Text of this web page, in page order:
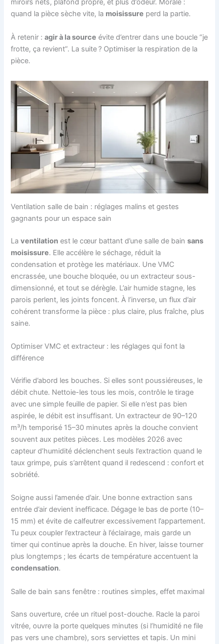
miroirs nets, plafond propre, et plus d’odeur. Morale :
quand la pièce sèche vite, la moisissure perd la partie.
À retenir :agir à la source évite d’entrer dans une boucle “je
frotte, ça revient”. La suite ? Optimiser la respiration de la
pièce.
Ventilation salle de bain : réglages malins et gestes
gagnants pour un espace sain
Laventilation est le cœur battant d’une salle de bainsans
moisissure. Elle accélère le séchage, réduit la
condensation et protège les matériaux. Une VMC
encrassée, une bouche bloquée, ou un extracteur sous-
dimensionné, et tout se dérègle. L’air humide stagne, les
parois perlent, les joints foncent. À l’inverse, un flux d’air
cohérent transforme la pièce : plus claire, plus fraîche, plus
saine.
Optimiser VMC et extracteur : les réglages qui font la
différence
Vérifie d’abord les bouches. Si elles sont poussiéreuses, le
débit chute. Nettoie-les tous les mois, contrôle le tirage
avec une simple feuille de papier. Si elle n’est pas bien
aspirée, le débit est insuffisant. Un extracteur de 90–120
m³/h temporisé 15–30 minutes après la douche convient
souvent aux petites pièces. Les modèles 2026 avec
capteur d’humidité déclenchent seuls l’extraction quand le
taux grimpe, puis s’arrêtent quand il redescend : confort et
sobriété.
Soigne aussi l’amenée d’air. Une bonne extraction sans
entrée d’air devient inefficace. Dégage le bas de porte (10–
15 mm) et évite de calfeutrer excessivement l’appartement.
Tu peux coupler l’extracteur à l’éclairage, mais garde un
timer qui continue après la douche. En hiver, laisse tourner
plus longtemps ; les écarts de température accentuent la
condensation.
Salle de bain sans fenêtre : routines simples, effet maximal
Sans ouverture, crée un rituel post-douche. Racle la paroi
vitrée, ouvre la porte quelques minutes (si l’humidité ne file
pas vers une chambre), sors serviettes et tapis. Un mini